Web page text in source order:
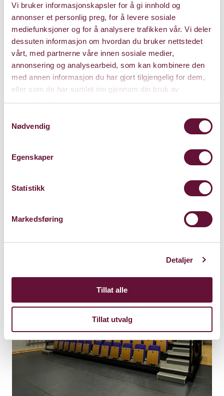
Vi bruker informasjonskapsler for å gi innhold og
annonser et personlig preg, for å levere sosiale
mediefunksjoner og for å analysere trafikken vår. Vi deler
dessuten informasjon om hvordan du bruker nettstedet
vårt, med partnerne våre innen sosiale medier,
annonsering og analysearbeid, som kan kombinere den
med annen informasjon du har gjort tilgjengelig for dem,
eller som de har samlet inn gjennom din bruk av
tjenestene deres.
Nødvendig
Egenskaper
Statistikk
Markedsføring
Detaljer
Tillat alle
Tillat utvalg
Omtale
Pris: 0 - 185
Lørdag 7. desember 2024